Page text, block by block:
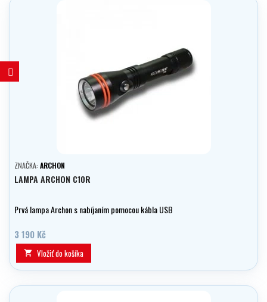
ZNAČKA: ARCHON
LAMPA ARCHON C10R
Prvá lampa Archon s nabíjaním pomocou kábla USB
3 190 Kč
 Vložiť do košíka